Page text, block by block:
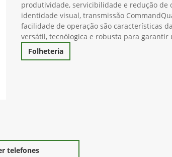
produtividade, servicibilidade e redução de
identidade visual, transmissão
facilidade de operação são características
versátil, tecnólogica e robusta para
Folheteria
telefones